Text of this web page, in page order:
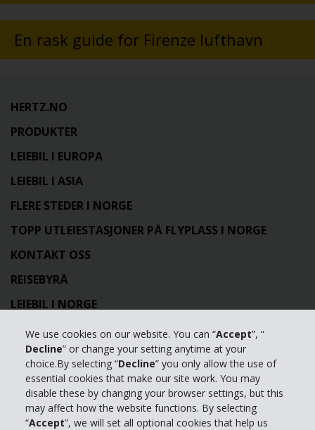
We use cookies on our website. You can “Accept”, “
Decline” or change your setting anytime at your
choice.By selecting “Decline” you only allow the use of
essential cookies that make our site work. You may
disable these by changing your browser settings, but this
may affect how the website functions. By selecting
“Accept”, we will set all optional cookies that help us
En rask guide for Firenze lufthavn
HERTZ.NO
PRODUKTER
LEIEBIL I EUROPA
LEIEBIL I ASIA
FLERE STEDER I NORGE
TOPP UTLEIESTASJONER PÅ FLYPLASS I NORGE
KONTAKT OSS
REISEBYRÅ
LEIEBIL I NORGE
TOPPSTEDER I NORGE
PARTNERE
OM HERTZ
HERTZ COLLECTIONS